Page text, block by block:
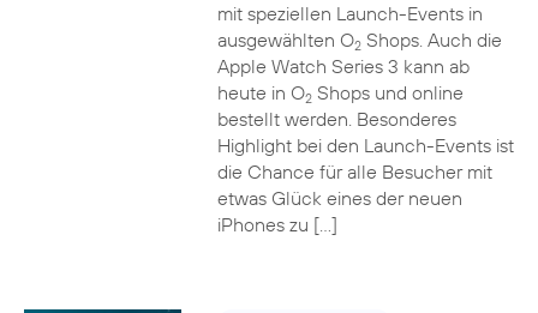
mit speziellen Launch-Events in
ausgewählten O2Shops. Auch die
Apple Watch Series 3 kann ab
heute in O2Shops und online
bestellt werden. Besonderes
Highlight bei den Launch-Events ist
die Chance für alle Besucher mit
etwas Glück eines der neuen
iPhones zu […]